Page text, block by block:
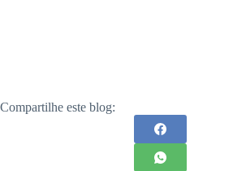
Compartilhe este blog: